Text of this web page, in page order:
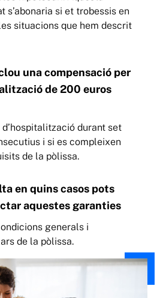
s’abonaria si et trobessis en
situacions que hem descrit
una compensació per
de 200 euros
d’hospitalització durant set
i si es compleixen
de la pòlissa.
en quins casos pots
aquestes garanties
generals i
de la pòlissa.